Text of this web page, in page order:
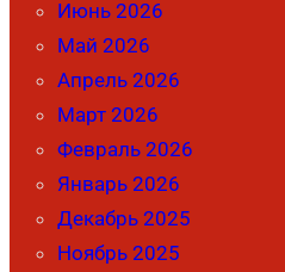
Июнь 2026
Май 2026
Апрель 2026
Март 2026
Февраль 2026
Январь 2026
Декабрь 2025
Ноябрь 2025